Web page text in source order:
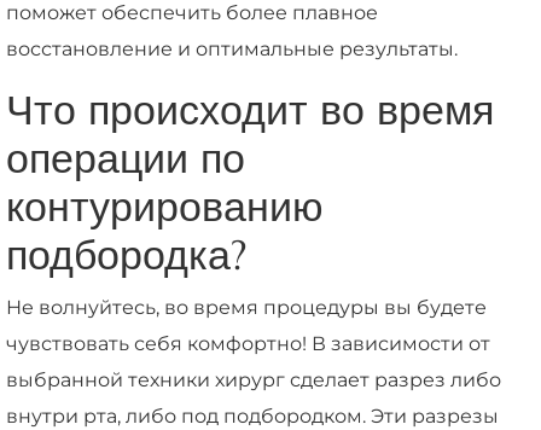
поможет обеспечить более плавное
восстановление и оптимальные результаты.
Что происходит во время
операции по
контурированию
подбородка?
Не волнуйтесь, во время процедуры вы будете
чувствовать себя комфортно! В зависимости от
выбранной техники хирург сделает разрез либо
внутри рта, либо под подбородком. Эти разрезы